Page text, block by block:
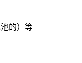
的）等